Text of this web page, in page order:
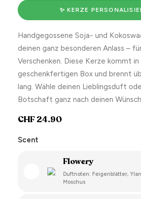
✨ KERZE
Handgegossene Soja- und
deinen ganz besonderen Anlass –
Verschenken. Diese Kerze kommt in
geschenkfertigen Box und brennt
lang. Wähle deinen Lieblingsduft
Botschaft ganz nach deinen
CHF24.90
Scent
Flowery
Duftnoten: Feigenblätter,
Moschus